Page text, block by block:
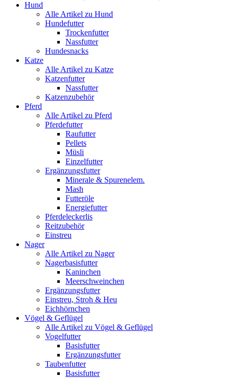
Hund
Alle Artikel zu Hund
Hundefutter
Trockenfutter
Nassfutter
Hundesnacks
Katze
Alle Artikel zu Katze
Katzenfutter
Nassfutter
Katzenzubehör
Pferd
Alle Artikel zu Pferd
Pferdefutter
Raufutter
Pellets
Müsli
Einzelfutter
Ergänzungsfutter
Minerale & Spurenelem.
Mash
Futteröle
Energiefutter
Pferdeleckerlis
Reitzubehör
Einstreu
Nager
Alle Artikel zu Nager
Nagerbasisfutter
Kaninchen
Meerschweinchen
Ergänzungsfutter
Einstreu, Stroh & Heu
Eichhörnchen
Vögel & Geflügel
Alle Artikel zu Vögel & Geflügel
Vogelfutter
Basisfutter
Ergänzungsfutter
Taubenfutter
Basisfutter